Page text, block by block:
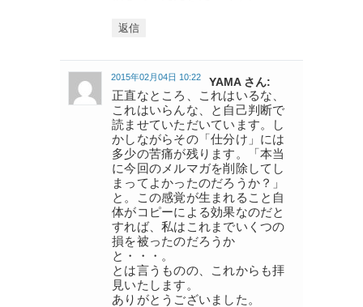
返信
YAMA さん:
2015年02月04日 10:22
正直なところ、これはいるな、
これはいらんな、と自己判断で
読ませていただいています。し
かしながらその「仕分け」には
多少の苦痛が残ります。「本当
に今回のメルマガを削除してし
まってよかったのだろうか？」
と。この感覚が生まれること自
体がコピーによる効果なのだと
すれば、私はこれまでいくつの
損を被ったのだろうか
と・・・。
とは言うものの、これからも拝
見いたします。
ありがとうございました。